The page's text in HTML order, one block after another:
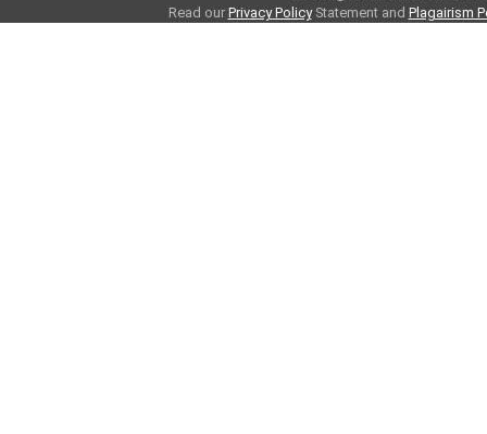
Read our Privacy PolicyStatement and Plagairism